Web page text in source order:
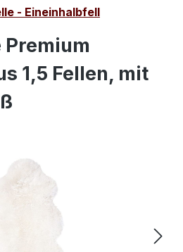
- Eineinhalbfell
1,5 Fellen, mit